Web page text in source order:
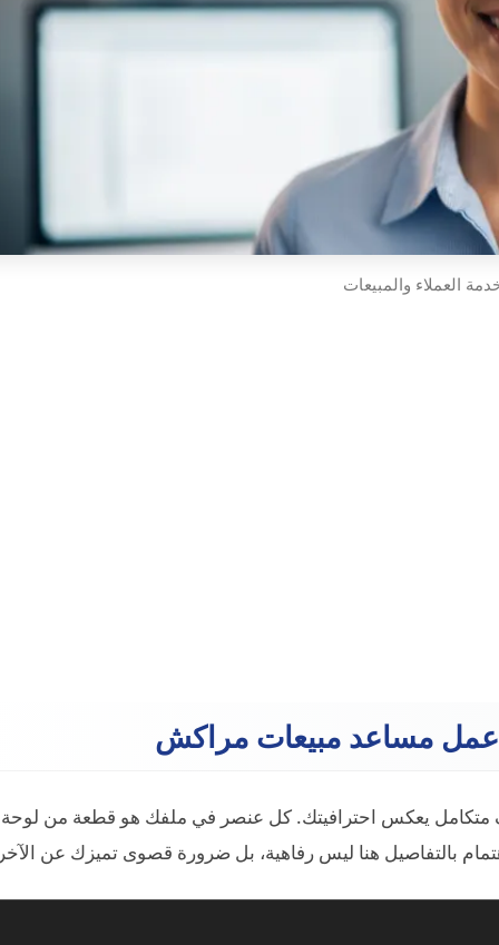
العملاء والمبيعات
عمل مساعد مبيعات مراكش
متكامل يعكس احترافيتك. كل عنصر في ملفك هو قطعة من لوحة
بالتفاصيل هنا ليس رفاهية، بل ضرورة قصوى تميزك عن